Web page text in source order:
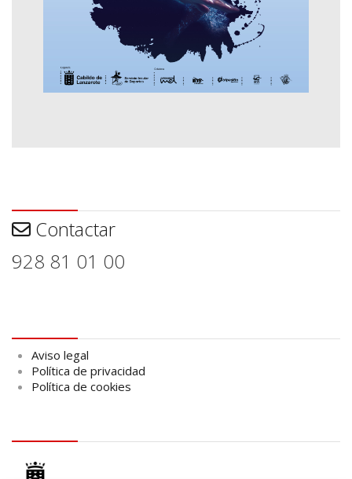
Contactar
928 81 01 00
Aviso legal
Política de privacidad
Política de cookies